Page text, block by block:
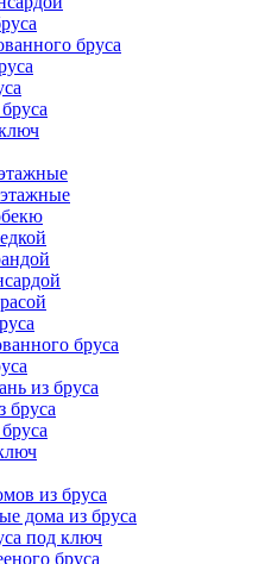
бруса
бруса
из бруса
бруса
из бруса
дома из бруса
под ключ
бруса